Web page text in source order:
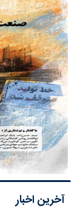
آخرین اخبار